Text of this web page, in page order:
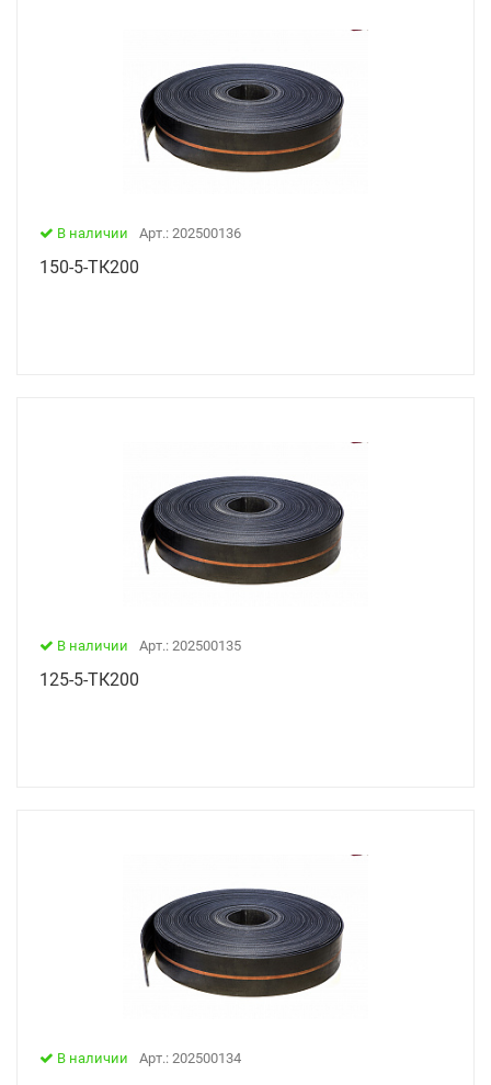
В наличии Арт.: 202500136
150-5-ТК200
В наличии Арт.: 202500135
125-5-ТК200
В наличии Арт.: 202500134